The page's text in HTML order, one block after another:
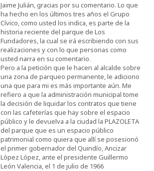
Jaime Julián, gracias por su comentario. Lo que
ha hecho en los últimos tres años el Grupo
Cívico, como usted los indica, es parte de la
historia reciente del parque de Los
Fundadores, la cual se irá escribiendo con sus
realizaciones y con lo que personas como
usted narra en su comentario.
Pero a la petición que le hacen al alcalde sobre
una zona de parqueo permanente, le adiciono
una que para mi es más importante aún. Me
refiero a que la administración municipal tome
la decisión de liquidar los contratos que tiene
con las cafeterías que hay sobre el espacio
público y le devuelva a la ciudad la PLAZOLETA
del parque que es un espacio público
patrimonial como quiera que allí se posesionó
el primer gobernador del Quindío, Ancizar
López López, ante el presidente Guillermo
León Valencia, el 1 de julio de 1966